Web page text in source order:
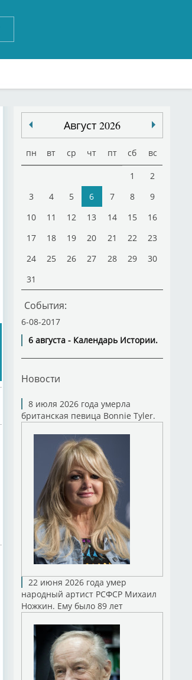
Август 2026
пн вт ср чт пт сб вс
1
2
3
4 5 6 7 8
9
10
11 12 13 14 15
16
17
18 19 20 21 22
23
24
25 26 27 28 29
30
31
События:
6-08-2017
6 августа - Календарь Истории.
Новости
8 июля 2026 года умерла
британская певица Bonnie Tyler.
22 июня 2026 года умер
народный артист РСФСР Михаил
Ножкин. Ему было 89 лет